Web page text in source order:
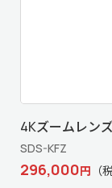
4Kズームレン
SDS-KFZ
296,000円 （